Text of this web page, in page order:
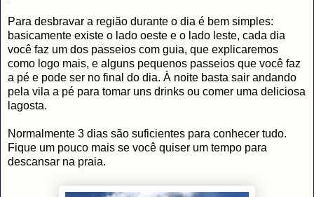
Para desbravar a região durante o dia é bem simples:
basicamente existe o lado oeste e o lado leste, cada dia
você faz um dos passeios com guia, que explicaremos
como logo mais, e alguns pequenos passeios que você faz
a pé e pode ser no final do dia. À noite basta sair andando
pela vila a pé para tomar uns drinks ou comer uma deliciosa
lagosta.
Normalmente 3 dias são suficientes para conhecer tudo.
Fique um pouco mais se você quiser um tempo para
descansar na praia.